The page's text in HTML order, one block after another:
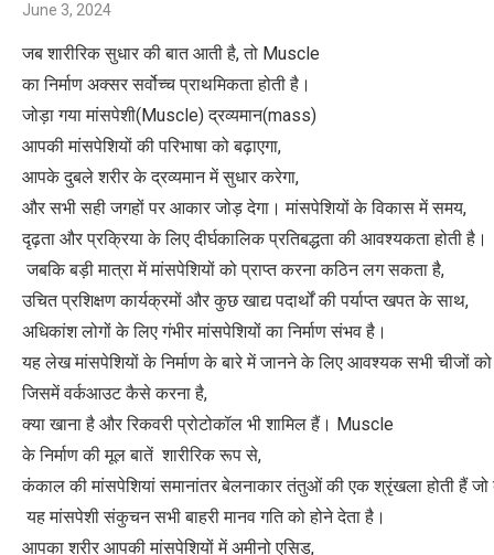
June 3, 2024
जब शारीरिक सुधार की बात आती है, तो Muscle
का निर्माण अक्सर सर्वोच्च प्राथमिकता होती है।
जोड़ा गया मांसपेशी(Muscle) द्रव्यमान(mass)
आपकी मांसपेशियों की परिभाषा को बढ़ाएगा,
आपके दुबले शरीर के द्रव्यमान में सुधार करेगा,
और सभी सही जगहों पर आकार जोड़ देगा। मांसपेशियों के विकास में समय,
दृढ़ता और प्रक्रिया के लिए दीर्घकालिक प्रतिबद्धता की आवश्यकता होती है।
जबकि बड़ी मात्रा में मांसपेशियों को प्राप्त करना कठिन लग सकता है,
उचित प्रशिक्षण कार्यक्रमों और कुछ खाद्य पदार्थों की पर्याप्त खपत के साथ,
अधिकांश लोगों के लिए गंभीर मांसपेशियों का निर्माण संभव है।
यह लेख मांसपेशियों के निर्माण के बारे में जानने के लिए आवश्यक सभी चीजों को
जिसमें वर्कआउट कैसे करना है,
क्या खाना है और रिकवरी प्रोटोकॉल भी शामिल हैं। Muscle
के निर्माण की मूल बातें शारीरिक रूप से,
कंकाल की मांसपेशियां समानांतर बेलनाकार तंतुओं की एक श्रृंखला होती हैं
यह मांसपेशी संकुचन सभी बाहरी मानव गति को होने देता है।
आपका शरीर आपकी मांसपेशियों में अमीनो एसिड,